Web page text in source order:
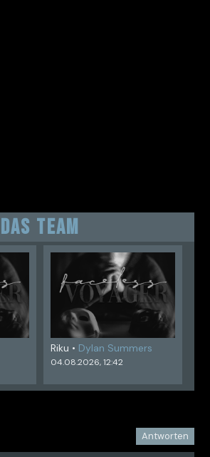
DAS TEAM
Riku • Dylan Summers
04.08.2026, 12:42
Antworten